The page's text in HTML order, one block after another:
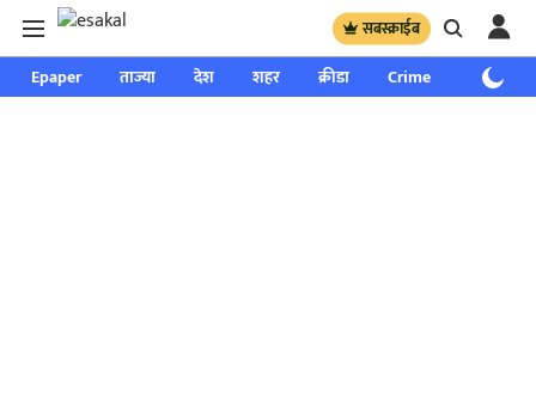
सबस्क्राईब
Epaper ताज्या देश शहर क्रीडा Crime साप्ताहिक